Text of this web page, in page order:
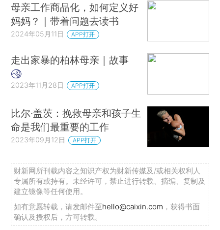
母亲工作商品化，如何定义好
妈妈？｜带着问题去读书
2024年05月11日 APP打开
走出家暴的柏林母亲｜故事
2023年11月28日 APP打开
比尔·盖茨：挽救母亲和孩子生
命是我们最重要的工作
2023年09月12日 APP打开
财新网所刊载内容之知识产权为财新传媒及/或相关权利人
专属所有或持有。未经许可，禁止进行转载、摘编、复制及
建立镜像等任何使用。
如有意愿转载，请发邮件至hello@caixin.com ，获得书面
确认及授权后，方可转载。